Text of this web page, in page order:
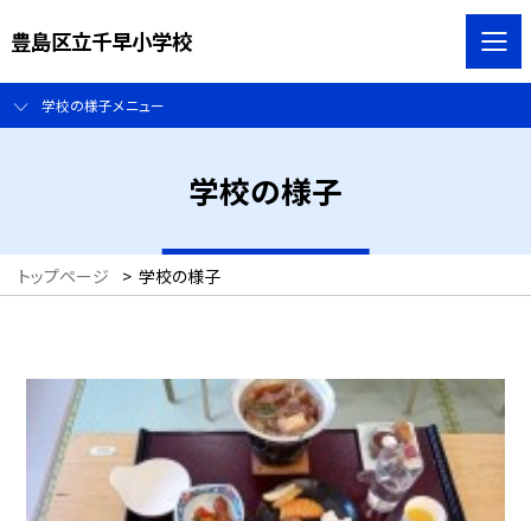
豊島区立千早小学校
学校の様子メニュー
学校の様子
トップページ > 学校の様子